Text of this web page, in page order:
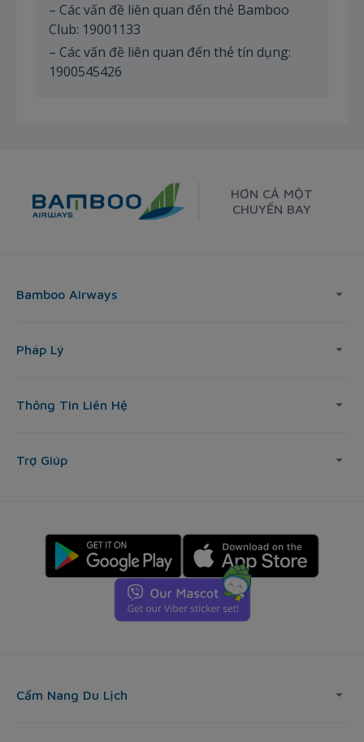
– Các vấn đề liên quan đến thẻ Bamboo
Club: 19001133
– Các vấn đề liên quan đến thẻ tín dụng:
1900545426
HƠN CẢ MỘT
CHUYẾN BAY
Bamboo Airways
Pháp Lý
Thông Tin Liên Hệ
Trợ Giúp
Cẩm Nang Du Lịch